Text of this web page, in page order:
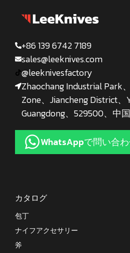
+86 139 6742 7189
sales@leeknives.com
@leeknivesfactory
Zhaochang Industrial Park
Zone、Jiancheng District、
Guangdong、529500、中国
WhatsAppで問い合
カタログ
包丁
ナイフアクセサリー
斧